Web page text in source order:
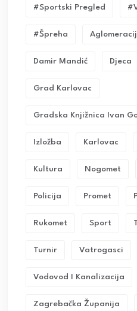
#sportski Pregled
#Špreha
Damir Mandić Djeca
Grad Karlovac
Gradska Knjižnica Ivan
Izložba Karlovac
Kultura Nogomet
Policija Promet
Rukomet Sport
Turnir Vatrogasci
Vodovod I Kanalizacija
Zagrebačka Županija